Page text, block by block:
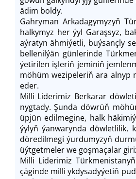
ädim boldy.
Gahryman Arkadagymyzyň
halkymyz her ýyl Garaşsyz,
aýratyn ähmiýetli, buýsançly
bellenilýän günlerinde
ýetirilen işleriň jeminiň
möhüm wezipeleriň ara alnyp
eder.
Milli Liderimiz Berkarar
nygtady. Şunda döwrüň
üpjün edilmegine, halk
ýylyň ýanwarynda döwletlilik,
döredilmegi ýurdumyzyň
üýtgetmeler we goşmaçalar
Milli Liderimiz
çäginde milli ykdysadyýetiň